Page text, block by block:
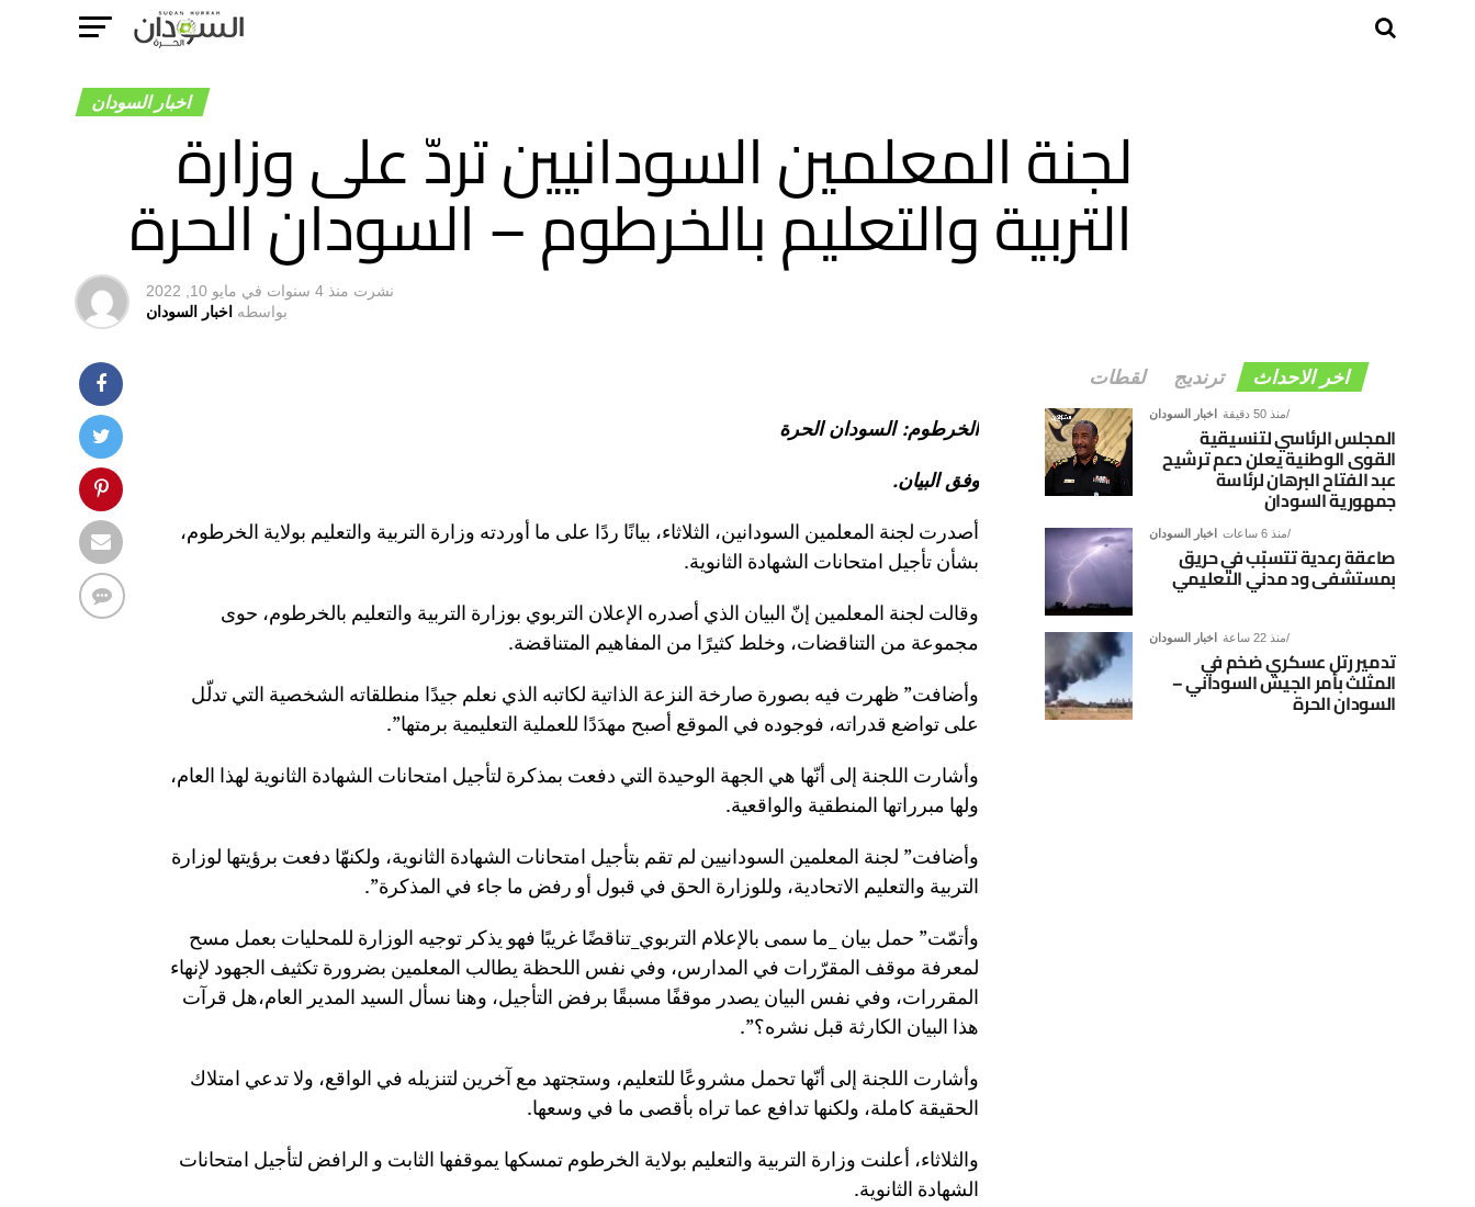
اخبار السودان
لجنة المعلمين السودانيين تردّ على وزارة
التربية والتعليم بالخرطوم – السودان الحرة
نشرت منذ 4 سنوات في مايو 10, 2022
بواسطه اخبار السودان
الخرطوم: السودان الحرة
وفق البيان.
أصدرت لجنة المعلمين السودانين، الثلاثاء، بيانًا ردًا على ما أوردته وزارة التربية والتعليم بولاية الخرطوم،
بشأن تأجيل امتحانات الشهادة الثانوية.
وقالت لجنة المعلمين إنّ البيان الذي أصدره الإعلان التربوي بوزارة التربية والتعليم بالخرطوم، حوى
مجموعة من التناقضات، وخلط كثيرًا من المفاهيم المتناقضة.
وأضافت” ظهرت فيه بصورة صارخة النزعة الذاتية لكاتبه الذي نعلم جيدًا منطلقاته الشخصية التي تدلّل
على تواضع قدراته، فوجوده في الموقع أصبح مهدَدًا للعملية التعليمية برمتها”.
وأشارت اللجنة إلى أنّها هي الجهة الوحيدة التي دفعت بمذكرة لتأجيل امتحانات الشهادة الثانوية لهذا العام،
ولها مبرراتها المنطقية والواقعية.
وأضافت” لجنة المعلمين السودانيين لم تقم بتأجيل امتحانات الشهادة الثانوية، ولكنهّا دفعت برؤيتها لوزارة
التربية والتعليم الاتحادية، وللوزارة الحق في قبول أو رفض ما جاء في المذكرة”.
وأتمّت” حمل بيان _ما سمى بالإعلام التربوي_تناقضًا غريبًا فهو يذكر توجيه الوزارة للمحليات بعمل مسح
لمعرفة موقف المقرّرات في المدارس، وفي نفس اللحظة يطالب المعلمين بضرورة تكثيف الجهود لإنهاء
المقررات، وفي نفس البيان يصدر موقفًا مسبقًا برفض التأجيل، وهنا نسأل السيد المدير العام،هل قرآت
هذا البيان الكارثة قبل نشره؟”.
وأشارت اللجنة إلى أنّها تحمل مشروعًا للتعليم، وستجتهد مع آخرين لتنزيله في الواقع، ولا تدعي امتلاك
الحقيقة كاملة، ولكنها تدافع عما تراه بأقصى ما في وسعها.
والثلاثاء، أعلنت وزارة التربية والتعليم بولاية الخرطوم تمسكها يموقفها الثابت و الرافض لتأجيل امتحانات
الشهادة الثانوية.
اخر الاحداث ترنديج لقطات
اخبار السودان منذ 50 دقيقة
المجلس الرئاسي لتنسيقية
القوى الوطنية يعلن دعم ترشيح
عبد الفتاح البرهان لرئاسة
جمهورية السودان
اخبار السودان منذ 6 ساعات
صاعقة رعدية تتسبّب في حريق
بمستشفى ود مدني التعليمي
اخبار السودان منذ 22 ساعة
تدمير رتل عسكري ضخم في
المثلث بأمر الجيش السوداني –
السودان الحرة